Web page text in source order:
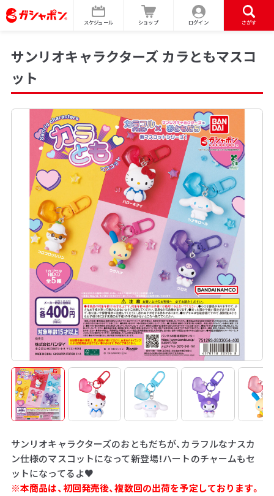
スケジュール ショップ ログイン さがす
サンリオキャラクターズ カラともマスコ
ット
サンリオキャラクターズのおともだちが、カラフルなナスカ
ン仕様のマスコットになって新登場！ハートのチャームもセ
ットになってるよ♥
※本商品は、初回発売後、複数回の出荷を予定しております。